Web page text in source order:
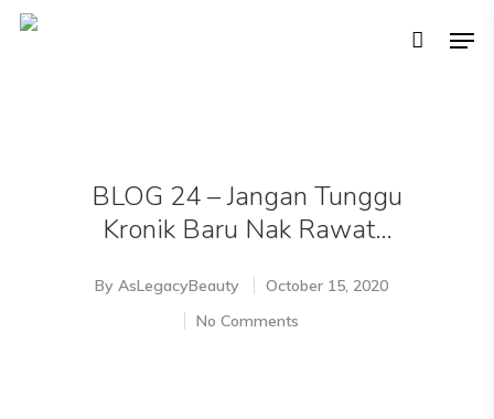
BLOG 24 – Jangan Tunggu
Kronik Baru Nak Rawat…
By AsLegacyBeauty
October 15, 2020
No Comments